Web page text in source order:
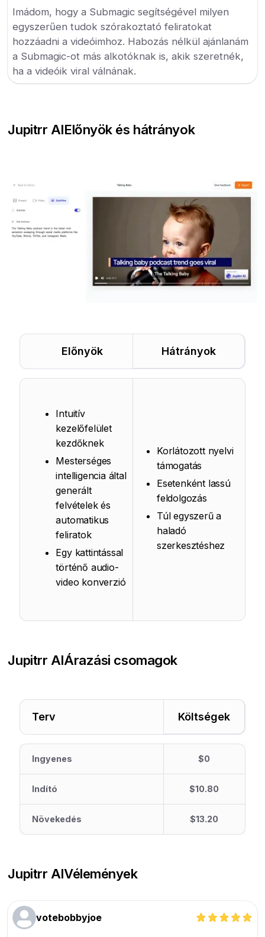
Imádom, hogy a Submagic segítségével milyen
egyszerűen tudok szórakoztató feliratokat
hozzáadni a videóimhoz. Habozás nélkül ajánlanám
a Submagic-ot más alkotóknak is, akik szeretnék,
ha a videóik viral válnának.
Jupitrr AIElőnyök és hátrányok
Előnyök Hátrányok
Intuitív
kezelőfelület
kezdőknek
Mesterséges
intelligencia által
generált
felvételek és
automatikus
feliratok
Egy kattintással
történő audio-
video konverzió
Korlátozott nyelvi
támogatás
Esetenként lassú
feldolgozás
Túl egyszerű a
haladó
szerkesztéshez
Jupitrr AIÁrazási csomagok
Terv Költségek
Ingyenes $0
Indító $10.80
Növekedés $13.20
Jupitrr AIVélemények
votebobbyjoe